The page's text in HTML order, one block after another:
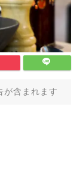
が含まれます